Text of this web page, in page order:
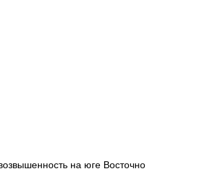
на юге Восточно